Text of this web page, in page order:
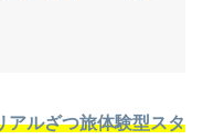
アルざつ旅体験型スタ